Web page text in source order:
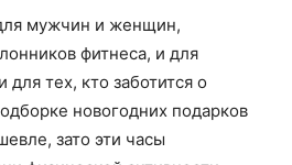
мужчин и женщин,
фитнеса, и для
тех, кто заботится о
новогодних подарков
зато эти часы